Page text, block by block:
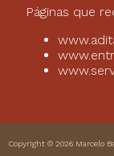
Páginas que
Copyright © 2026 Marcelo